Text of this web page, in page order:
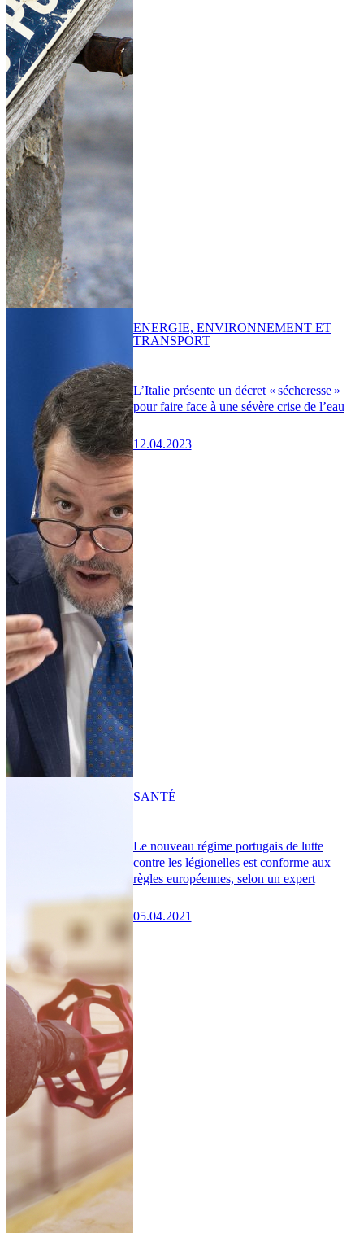
L’Italie présente un décret « sécheresse »
pour faire face à une sévère crise de l’eau
12.04.2023
ENERGIE, ENVIRONNEMENT ET
TRANSPORT
Le nouveau régime portugais de lutte
contre les légionelles est conforme aux
règles européennes, selon un expert
05.04.2021
SANTÉ